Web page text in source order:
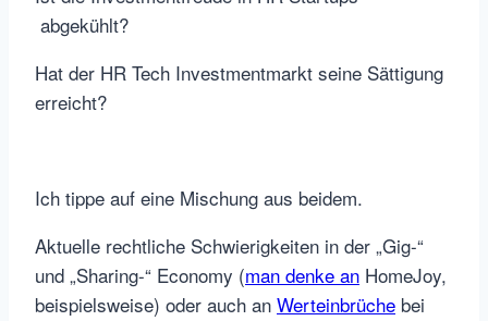
abgekühlt?
Hat der HR Tech Investmentmarkt seine Sättigung
erreicht?
Ich tippe auf eine Mischung aus beidem.
Aktuelle rechtliche Schwierigkeiten in der „Gig-“
und „Sharing-“ Economy (man denke an HomeJoy,
beispielsweise) oder auch an Werteinbrüche bei